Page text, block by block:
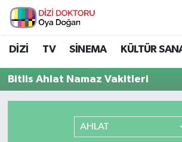
DİZİ TV SİNEMA KÜLTÜR
Bitlis Ahlat Namaz Vakitleri
AHLAT
İstanbul Nöbetçi Eczaneler
İstanbul Hava Durumu
İstanbul Trafik Yoğunluk